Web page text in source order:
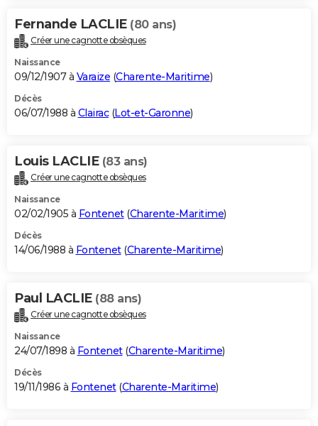
Fernande LACLIE (80 ans)
Créer une cagnotte obsèques
Naissance
09/12/1907 à Varaize (Charente-Maritime)
Décès
06/07/1988 à Clairac(Lot-et-Garonne)
Louis LACLIE (83 ans)
Créer une cagnotte obsèques
Naissance
02/02/1905 à Fontenet(Charente-Maritime)
Décès
14/06/1988 à Fontenet(Charente-Maritime)
Paul LACLIE (88 ans)
Créer une cagnotte obsèques
Naissance
24/07/1898 à Fontenet(Charente-Maritime)
Décès
19/11/1986 à Fontenet(Charente-Maritime)